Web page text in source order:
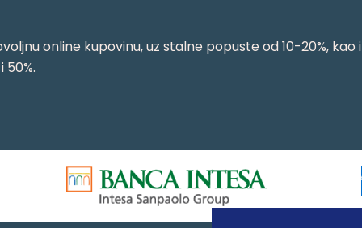
online kupovinu, uz stalne popuste od 10-20%, kao i
50%.